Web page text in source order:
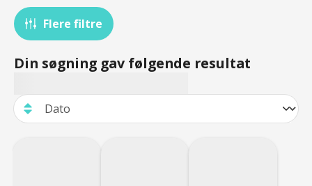
Flere filtre
Din søgning gav følgende resultat